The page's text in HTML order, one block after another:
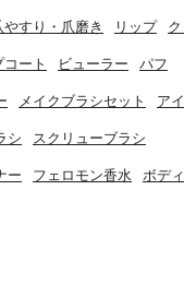
やすり・爪磨き リップ
コート ビューラー パフ
メイクブラシセット ア
シ スクリューブラシ
ー フェロモン香水 ボデ